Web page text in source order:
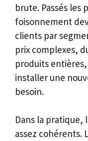
brute. Passés les
foisonnement
clients par
prix complexes,
produits
installer une
besoin.
Dans la pratique,
assez cohérents.